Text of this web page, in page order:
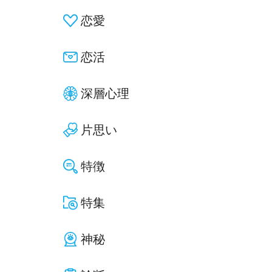
恋愛
恋活
深層心理
片思い
特徴
特集
神秘